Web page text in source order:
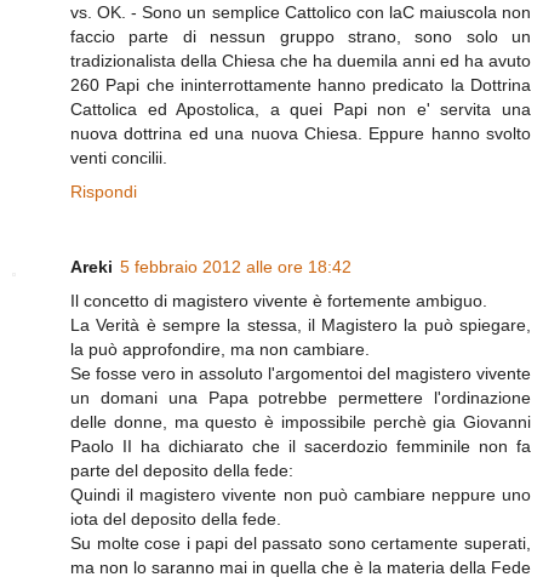
vs. OK. - Sono un semplice Cattolico con laC maiuscola non
faccio parte di nessun gruppo strano, sono solo un
tradizionalista della Chiesa che ha duemila anni ed ha avuto
260 Papi che ininterrottamente hanno predicato la Dottrina
Cattolica ed Apostolica, a quei Papi non e' servita una
nuova dottrina ed una nuova Chiesa. Eppure hanno svolto
venti concilii.
Rispondi
Areki 5 febbraio 2012 alle ore 18:42
Il concetto di magistero vivente è fortemente ambiguo.
La Verità è sempre la stessa, il Magistero la può spiegare,
la può approfondire, ma non cambiare.
Se fosse vero in assoluto l'argomentoi del magistero vivente
un domani una Papa potrebbe permettere l'ordinazione
delle donne, ma questo è impossibile perchè gia Giovanni
Paolo II ha dichiarato che il sacerdozio femminile non fa
parte del deposito della fede:
Quindi il magistero vivente non può cambiare neppure uno
iota del deposito della fede.
Su molte cose i papi del passato sono certamente superati,
ma non lo saranno mai in quella che è la materia della Fede